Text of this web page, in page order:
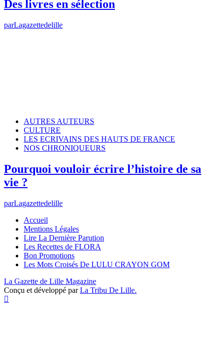
Des livres en sélection
parLagazettedelille
AUTRES AUTEURS
CULTURE
LES ECRIVAINS DES HAUTS DE FRANCE
NOS CHRONIQUEURS
Pourquoi vouloir écrire l’histoire de sa
vie ?
parLagazettedelille
Accueil
Mentions Légales
Lire La Dernière Parution
Les Recettes de FLORA
Bon Promotions
Les Mots Croisés De LULU CRAYON GOM
La Gazette de Lille Magazine
Conçu et développé parLa Tribu De Lille.